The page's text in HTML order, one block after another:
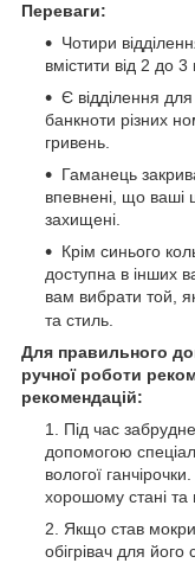
Переваги:
Чотири
вмістити від 2 до 3
Є відділення
банкноти різних
гривень.
Гаманець
впевнені, що ваші
захищені.
Крім синього
доступна в інших
вам вибрати той,
та стиль.
Для правильного
ручної роботи
рекомендацій:
Під час
допомогою
вологої
хорошому стані
Якщо став
обігрівач для